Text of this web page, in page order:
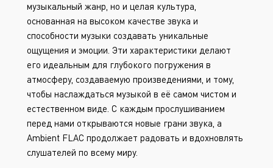
музыкальный жанр, но и целая культура,
основанная на высоком качестве звука и
способности музыки создавать уникальные
ощущения и эмоции. Эти характеристики делают
его идеальным для глубокого погружения в
атмосферу, создаваемую произведениями, и тому,
чтобы наслаждаться музыкой в её самом чистом и
естественном виде. С каждым прослушиванием
перед нами открываются новые грани звука, а
Ambient FLAC продолжает радовать и вдохновлять
слушателей по всему миру.